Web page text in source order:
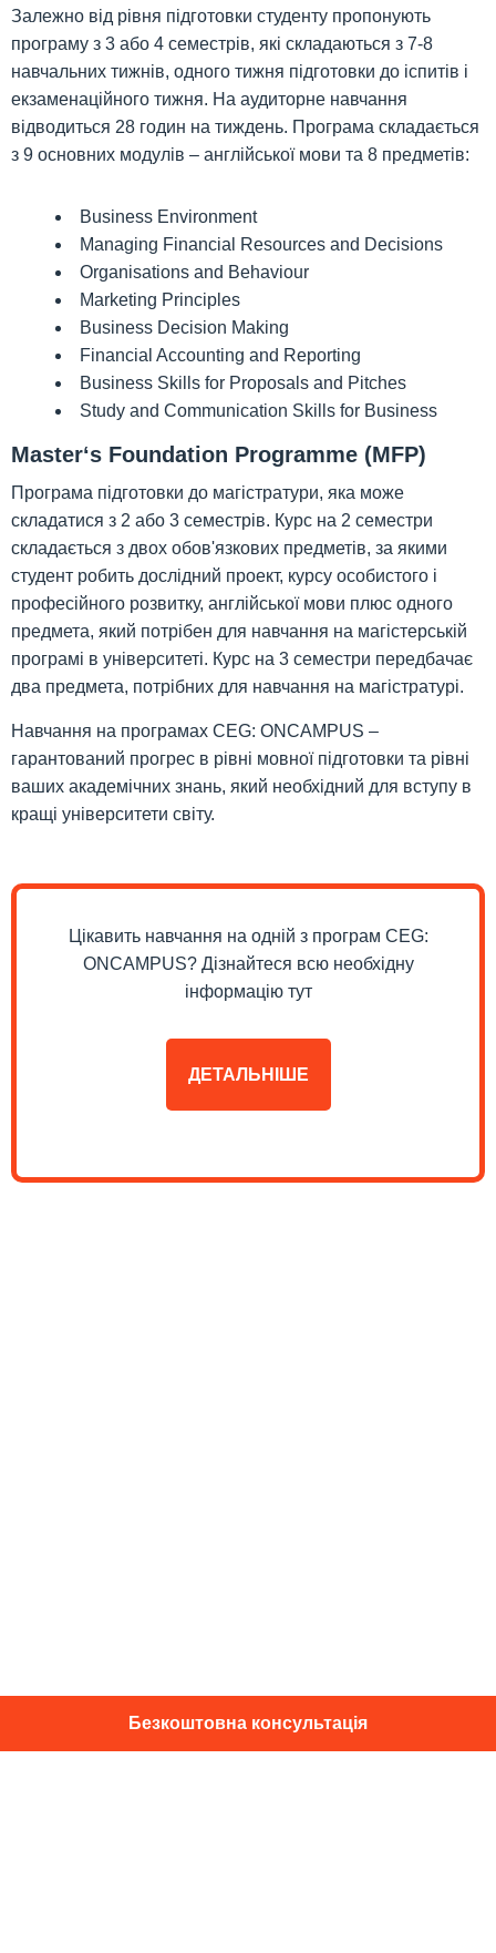
Безкоштовна консультація
Залежно від рівня підготовки студенту пропонують
програму з 3 або 4 семестрів, які складаються з 7-8
навчальних тижнів, одного тижня підготовки до іспитів і
екзаменаційного тижня. На аудиторне навчання
відводиться 28 годин на тиждень. Програма складається
з 9 основних модулів – англійської мови та 8 предметів:
Business Environment
Managing Financial Resources and Decisions
Organisations and Behaviour
Marketing Principles
Business Decision Making
Financial Accounting and Reporting
Business Skills for Proposals and Pitches
Study and Communication Skills for Business
Master‘s Foundation Programme (MFP)
Програма підготовки до магістратури, яка може
складатися з 2 або 3 семестрів. Курс на 2 семестри
складається з двох обов'язкових предметів, за якими
студент робить дослідний проект, курсу особистого і
професійного розвитку, англійської мови плюс одного
предмета, який потрібен для навчання на магістерській
програмі в університеті. Курс на 3 семестри передбачає
два предмета, потрібних для навчання на магістратурі.
Навчання на програмах CEG: ONCAMPUS –
гарантований прогрес в рівні мовної підготовки та рівні
ваших академічних знань, який необхідний для вступу в
кращі університети світу.
Цікавить навчання на одній з програм CEG:
ONCAMPUS? Дізнайтеся всю необхідну
інформацію тут
ДЕТАЛЬНІШЕ